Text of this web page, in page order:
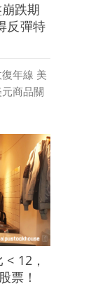
跌期
反彈特
年線 美
商品關
，而陸
後，近
12，
票！